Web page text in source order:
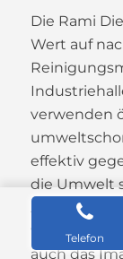
Die Rami
Wert auf
verwenden
effektiv
die Umwelt
Ansätze
von
auch das
Telefon